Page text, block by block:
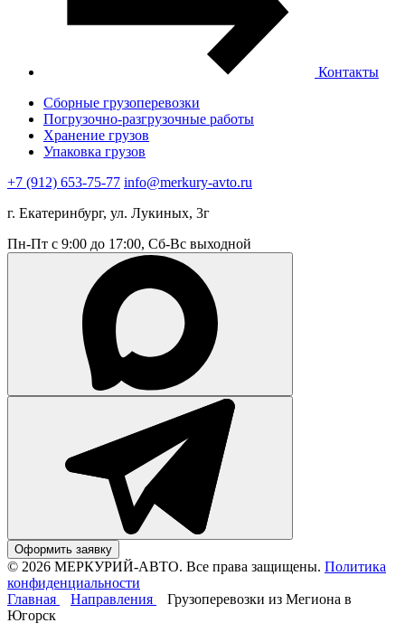
Контакты
Сборные грузоперевозки
Погрузочно-разгрузочные работы
Хранение грузов
Упаковка грузов
+7 (912) 653-75-77 info@merkury-avto.ru
г. Екатеринбург, ул. Лукиных, 3г
Пн-Пт с 9:00 до 17:00, Сб-Вс выходной
Оформить заявку
© 2026 МЕРКУРИЙ-АВТО. Все права защищены. Политика
конфиденциальности
Главная
Направления
Грузоперевозки из Мегиона в
Югорск